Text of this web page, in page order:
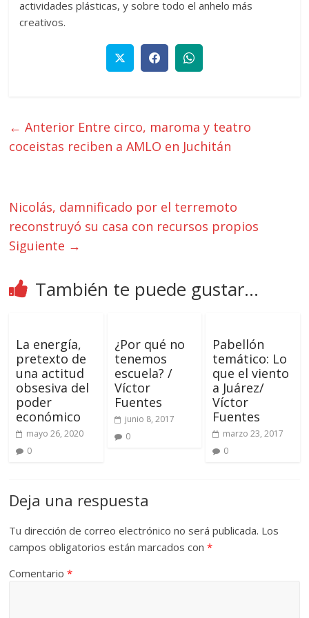
actividades plásticas, y sobre todo el anhelo más
creativos.
← Anterior Entre circo, maroma y teatro
coceistas reciben a AMLO en Juchitán
Nicolás, damnificado por el terremoto
reconstruyó su casa con recursos propios
Siguiente →
También te puede gustar...
La energía,
pretexto de
una actitud
obsesiva del
poder
económico
mayo 26, 2020
0
¿Por qué no
tenemos
escuela? /
Víctor
Fuentes
junio 8, 2017
0
Pabellón
temático: Lo
que el viento
a Juárez/
Víctor
Fuentes
marzo 23, 2017
0
Deja una respuesta
Tu dirección de correo electrónico no será publicada. Los
campos obligatorios están marcados con*
Comentario*